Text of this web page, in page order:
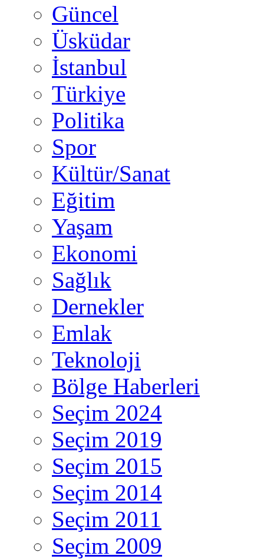
Güncel
Üsküdar
İstanbul
Türkiye
Politika
Spor
Kültür/Sanat
Eğitim
Yaşam
Ekonomi
Sağlık
Dernekler
Emlak
Teknoloji
Bölge Haberleri
Seçim 2024
Seçim 2019
Seçim 2015
Seçim 2014
Seçim 2011
Seçim 2009